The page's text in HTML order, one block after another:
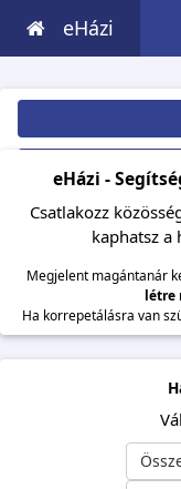
eHázi
eHázi -
Csatlakozz
kaphatsz a
Megjelent magántanár
létre
Ha korrepetálásra van